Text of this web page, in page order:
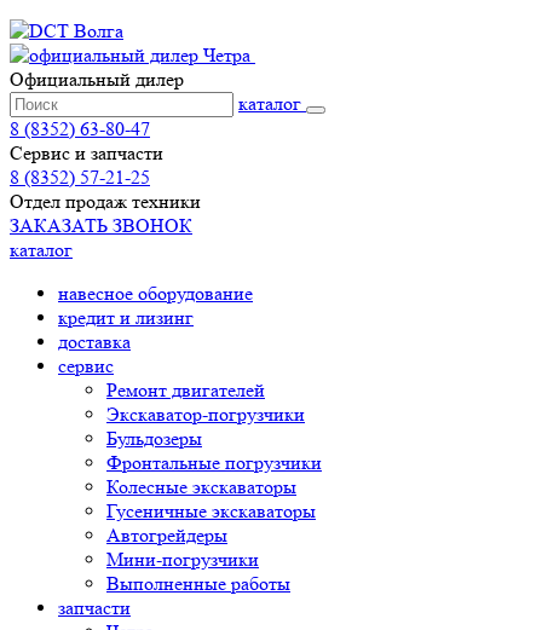
Официальный дилер
каталог
8 (8352) 63-80-47
Сервис и запчасти
8 (8352) 57-21-25
Отдел продаж техники
ЗАКАЗАТЬ ЗВОНОК
каталог
навесное оборудование
кредит и лизинг
доставка
сервис
Ремонт двигателей
Экскаватор-погрузчики
Бульдозеры
Фронтальные погрузчики
Колесные экскаваторы
Гусеничные экскаваторы
Автогрейдеры
Мини-погрузчики
Выполненные работы
запчасти